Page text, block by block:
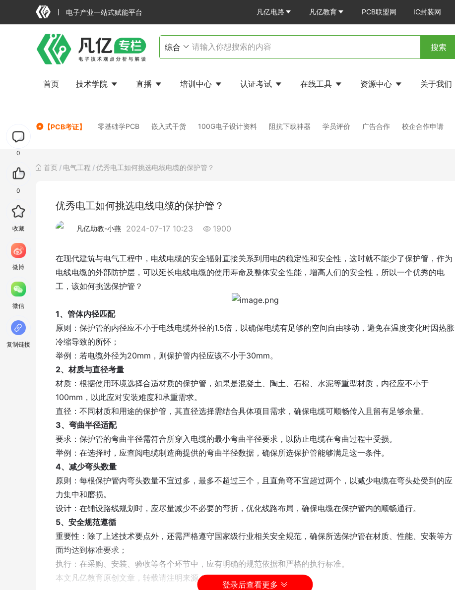
0
0
收藏
微博
微信
复制链接
电子产业一站式赋能平台 凡亿电路 凡亿教育 PCB联盟网 IC封装网
搜索
首页 技术学院 直播 培训中心 认证考试 在线工具 资源中心 关于我们
【PCB考证】 零基础学PCB 嵌入式干货 100G电子设计资料 阻抗下载神器 学员评价 广告合作 校企合作申请
首页 / 电气工程 /优秀电工如何挑选电线电缆的保护管？
优秀电工如何挑选电线电缆的保护管？
凡亿助教-小燕 2024-07-17 10:23 1900
在现代建筑与电气工程中，电线电缆的安全辐射直接关系到用电的稳定性和安全性，这时就不能少了保护管，作为
电线电缆的外部防护层，可以延长电线电缆的使用寿命及整体安全性能，增高人们的安全性，所以一个优秀的电
工，该如何挑选保护管？
1、管体内径匹配
原则：保护管的内径应不小于电线电缆外径的1.5倍，以确保电缆有足够的空间自由移动，避免在温度变化时因热胀
冷缩导致的所怀；
举例：若电缆外径为20mm，则保护管内径应该不小于30mm。
2、材质与直径考量
材质：根据使用环境选择合适材质的保护管，如果是混凝土、陶土、石棉、水泥等重型材质，内径应不小于
100mm，以此应对安装难度和承重需求。
直径：不同材质和用途的保护管，其直径选择需结合具体项目需求，确保电缆可顺畅传入且留有足够余量。
3、弯曲半径适配
要求：保护管的弯曲半径需符合所穿入电缆的最小弯曲半径要求，以防止电缆在弯曲过程中受损。
举例：在选择时，应查阅电缆制造商提供的弯曲半径数据，确保所选保护管能够满足这一条件。
4、减少弯头数量
原则：每根保护管内弯头数量不宜过多，最多不超过三个，且直角弯不宜超过两个，以减少电缆在弯头处受到的应
力集中和磨损。
设计：在铺设路线规划时，应尽量减少不必要的弯折，优化线路布局，确保电缆在保护管内的顺畅通行。
5、安全规范遵循
重要性：除了上述技术要点外，还需严格遵守国家级行业相关安全规范，确保所选保护管在材质、性能、安装等方
面均达到标准要求；
执行：在采购、安装、验收等各个环节中，应有明确的规范依据和严格的执行标准。
本文凡亿教育原创文章，转载请注明来源！
登录后查看更多